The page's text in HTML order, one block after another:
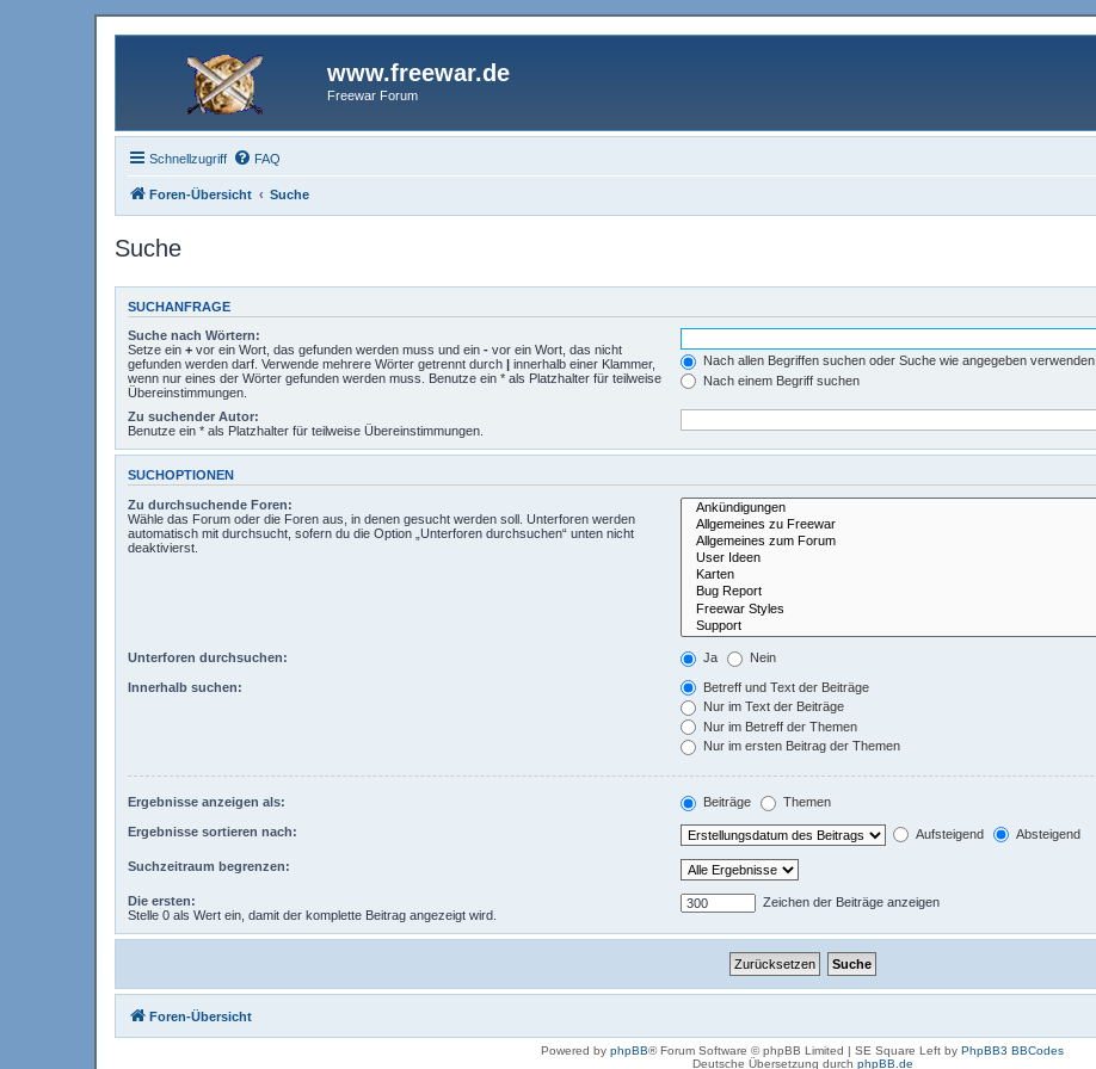
www.freewar.de
Freewar Forum
Schnellzugriff FAQ
Foren-Übersicht Suche
Suche
SUCHANFRAGE
Suche nach Wörtern:
Setze ein + vor ein Wort, das gefunden werden muss und ein - vor ein Wort, das nicht
gefunden werden darf. Verwende mehrere Wörter getrennt durch | innerhalb einer Klammer,
wenn nur eines der Wörter gefunden werden muss. Benutze ein * als Platzhalter für teilweise
Übereinstimmungen.
Nach allen Begriffen suchen oder Suche wie angegeben verwenden
Nach einem Begriff suchen
Zu suchender Autor:
Benutze ein * als Platzhalter für teilweise Übereinstimmungen.
SUCHOPTIONEN
Zu durchsuchende Foren:
Wähle das Forum oder die Foren aus, in denen gesucht werden soll. Unterforen werden
automatisch mit durchsucht, sofern du die Option „Unterforen durchsuchen“ unten nicht
deaktivierst.
Unterforen durchsuchen: Ja Nein
Innerhalb suchen:
Betreff und Text der Beiträge
Nur im Text der Beiträge
Nur im Betreff der Themen
Nur im ersten Beitrag der Themen
Ergebnisse anzeigen als: Beiträge Themen
Ergebnisse sortieren nach: Aufsteigend Absteigend
Suchzeitraum begrenzen:
Die ersten:
Stelle 0 als Wert ein, damit der komplette Beitrag angezeigt wird.
Zeichen der Beiträge anzeigen
Foren-Übersicht
Powered by phpBB® Forum Software © phpBB Limited | SE Square Left by PhpBB3 BBCodes
Deutsche Übersetzung durch phpBB.de